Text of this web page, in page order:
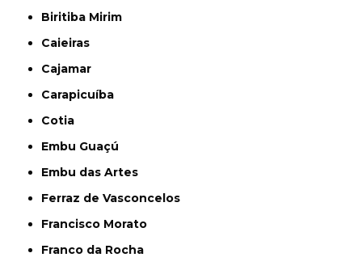
Biritiba Mirim
Caieiras
Cajamar
Carapicuíba
Cotia
Embu Guaçú
Embu das Artes
Ferraz de Vasconcelos
Francisco Morato
Franco da Rocha